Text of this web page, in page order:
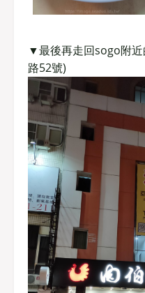
▼最後再走回sogo附
路52號)